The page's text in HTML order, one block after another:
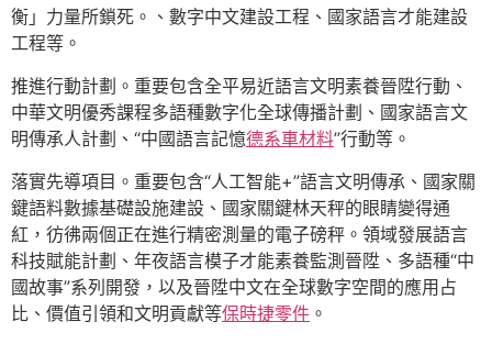
衡」力量所鎖死。、數字中文建設工程、國家語言才能建設
工程等。
推進行動計劃。重要包含全平易近語言文明素養晉陞行動、
中華文明優秀課程多語種數字化全球傳播計劃、國家語言文
明傳承人計劃、“中國語言記憶德系車材料”行動等。
落實先導項目。重要包含“人工智能+”語言文明傳承、國家關
鍵語料數據基礎設施建設、國家關鍵林天秤的眼睛變得通
紅，彷彿兩個正在進行精密測量的電子磅秤。領域發展語言
科技賦能計劃、年夜語言模子才能素養監測晉陞、多語種“中
國故事”系列開發，以及晉陞中文在全球數字空間的應用占
比、價值引領和文明貢獻等保時捷零件 。